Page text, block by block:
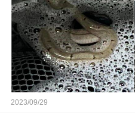
2023/09/29